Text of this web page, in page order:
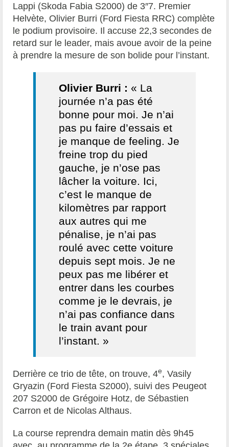
Lappi (Skoda Fabia S2000) de 3″7. Premier
Helvète, Olivier Burri (Ford Fiesta RRC) complète
le podium provisoire. Il accuse 22,3 secondes de
retard sur le leader, mais avoue avoir de la peine
à prendre la mesure de son bolide pour l’instant.
Olivier Burri : « La
journée n’a pas été
bonne pour moi. Je n’ai
pas pu faire d’essais et
je manque de feeling. Je
freine trop du pied
gauche, je n’ose pas
lâcher la voiture. Ici,
c’est le manque de
kilomètres par rapport
aux autres qui me
pénalise, je n’ai pas
roulé avec cette voiture
depuis sept mois. Je ne
peux pas me libérer et
entrer dans les courbes
comme je le devrais, je
n’ai pas confiance dans
le train avant pour
l’instant. »
Derrière ce trio de tête, on trouve, 4e, Vasily
Gryazin (Ford Fiesta S2000), suivi des Peugeot
207 S2000 de Grégoire Hotz, de Sébastien
Carron et de Nicolas Althaus.
La course reprendra demain matin dès 9h45